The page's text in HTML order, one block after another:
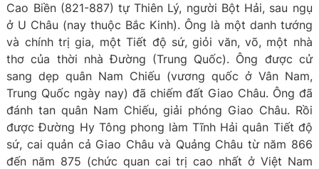
Cao Biền (821-887) tự Thiên Lý, người Bột Hải, sau ngụ
ở U Châu (nay thuộc Bắc Kinh). Ông là một danh tướng
và chính trị gia, một Tiết độ sứ, giỏi văn, võ, một nhà
thơ của thời nhà Đường (Trung Quốc). Ông được cử
sang dẹp quân Nam Chiếu (vương quốc ở Vân Nam,
Trung Quốc ngày nay) đã chiếm đất Giao Châu. Ông đã
đánh tan quân Nam Chiếu, giải phóng Giao Châu. Rồi
được Đường Hy Tông phong làm Tĩnh Hải quân Tiết độ
sứ, cai quản cả Giao Châu và Quảng Châu từ năm 866
đến năm 875 (chức quan cai trị cao nhất ở Việt Nam